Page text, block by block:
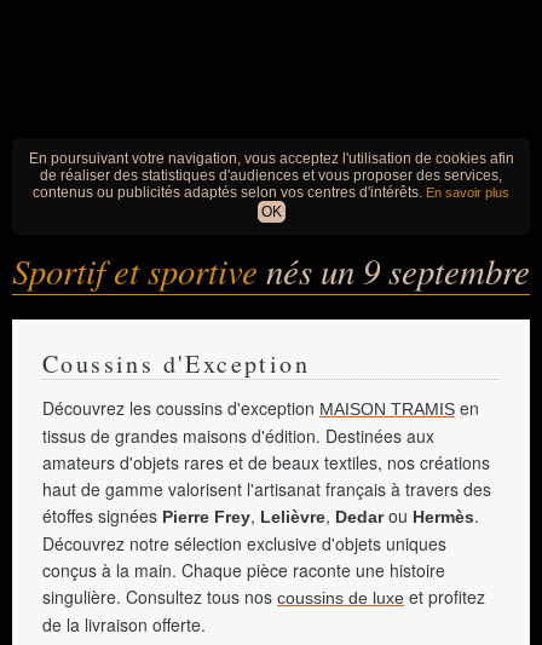
En poursuivant votre navigation, vous acceptez l'utilisation de cookies afin
de réaliser des statistiques d'audiences et vous proposer des services,
contenus ou publicités adaptés selon vos centres d'intérêts. En savoir plus
OK
Sportif et sportive nés un 9 septembre
Coussins d'Exception
Découvrez les coussins d'exception MAISON TRAMIS en
tissus de grandes maisons d'édition. Destinées aux
amateurs d'objets rares et de beaux textiles, nos créations
haut de gamme valorisent l'artisanat français à travers des
étoffes signées Pierre Frey, Lelièvre, Dedarou Hermès.
Découvrez notre sélection exclusive d'objets uniques
conçus à la main. Chaque pièce raconte une histoire
singulière. Consultez tous nos coussins de luxe et profitez
de la livraison offerte.